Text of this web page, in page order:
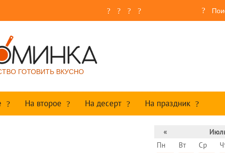
ГОТОВИТЬ ВКУСНО
На второе На десерт На праздник
«
Пн
Вт Ср